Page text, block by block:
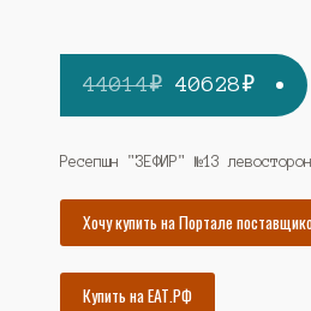
44014₽
цена
составляла
44014₽.
40628₽
цена:
Ресепшн "ЗЕФИР" №13
Хочу купить на Портале
Купить на ЕАТ.РФ